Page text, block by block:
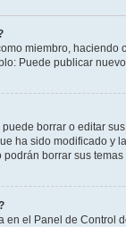
miembro,
Puede publicar
borrar o editar
ha sido modificado
borrar sus
el Panel de Control